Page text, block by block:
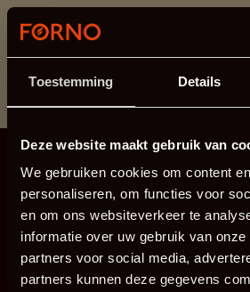
Toestemming Details
Deze website maakt gebruik van
We gebruiken cookies om content
personaliseren, om functies voor
en om ons websiteverkeer te
informatie over uw gebruik van
partners voor social media,
partners kunnen deze gegevens
Ten dział jest obecnie w
informacji.
możesz zadzwonić pod numer